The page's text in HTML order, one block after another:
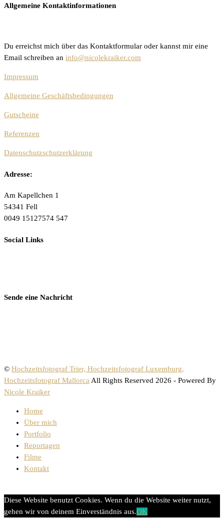
Allgemeine Kontaktinformationen
Du erreichst mich über das Kontaktformular oder kannst mir eine
Email schreiben an info@nicolekraiker.com
Impressum
Allgemeine Geschäftsbedingungen
Gutscheine
Referenzen
Datenschutzschutzerklärung
Adresse:
Am Kapellchen 1
54341 Fell
0049 15127574 547
Social Links
Sende eine Nachricht
© Hochzeitsfotograf Trier, Hochzeitsfotograf Luxemburg,
Hochzeitsfotograf MallorcaAll Rights Reserved 2026 - Powered By
Nicole Kraiker
Home
Über mich
Portfolio
Reportagen
Filme
Kontakt
Diese Website benutzt Cookies. Wenn du die Website weiter nutzt,
gehen wir von deinem Einverständnis aus.OK